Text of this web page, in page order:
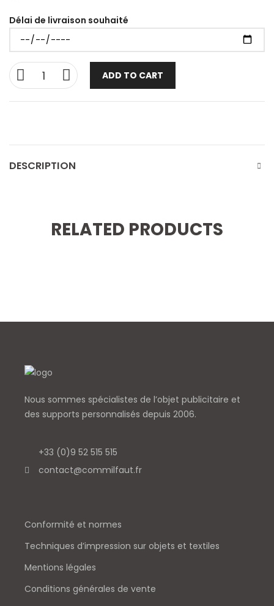
Délai de livraison souhaité
ADD TO CART
DESCRIPTION
RELATED PRODUCTS
Nous sommes spécialistes de l’objet publicitaire et
des supports personnalisés depuis 2006.
+33 (0)9 52 515 515
contact@commilfaut.fr
Conformité et normes
Techniques d’impression sur objets et textiles
Mentions légales
Conditions générales de vente